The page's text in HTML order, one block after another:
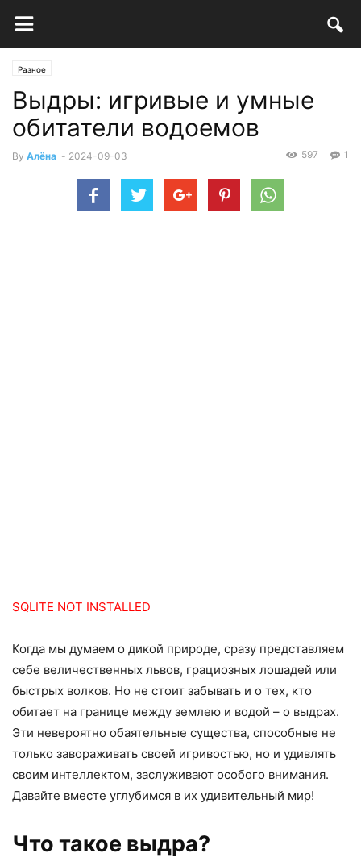
Разное
Выдры: игривые и умные
обитатели водоемов
By Алёна - 2024-09-03 1
597
SQLITE NOT INSTALLED
Когда мы думаем о дикой природе, сразу представляем
себе величественных львов, грациозных лошадей или
быстрых волков. Но не стоит забывать и о тех, кто
обитает на границе между землею и водой – о выдрах.
Эти невероятно обаятельные существа, способные не
только завораживать своей игривостью, но и удивлять
своим интеллектом, заслуживают особого внимания.
Давайте вместе углубимся в их удивительный мир!
Что такое выдра?